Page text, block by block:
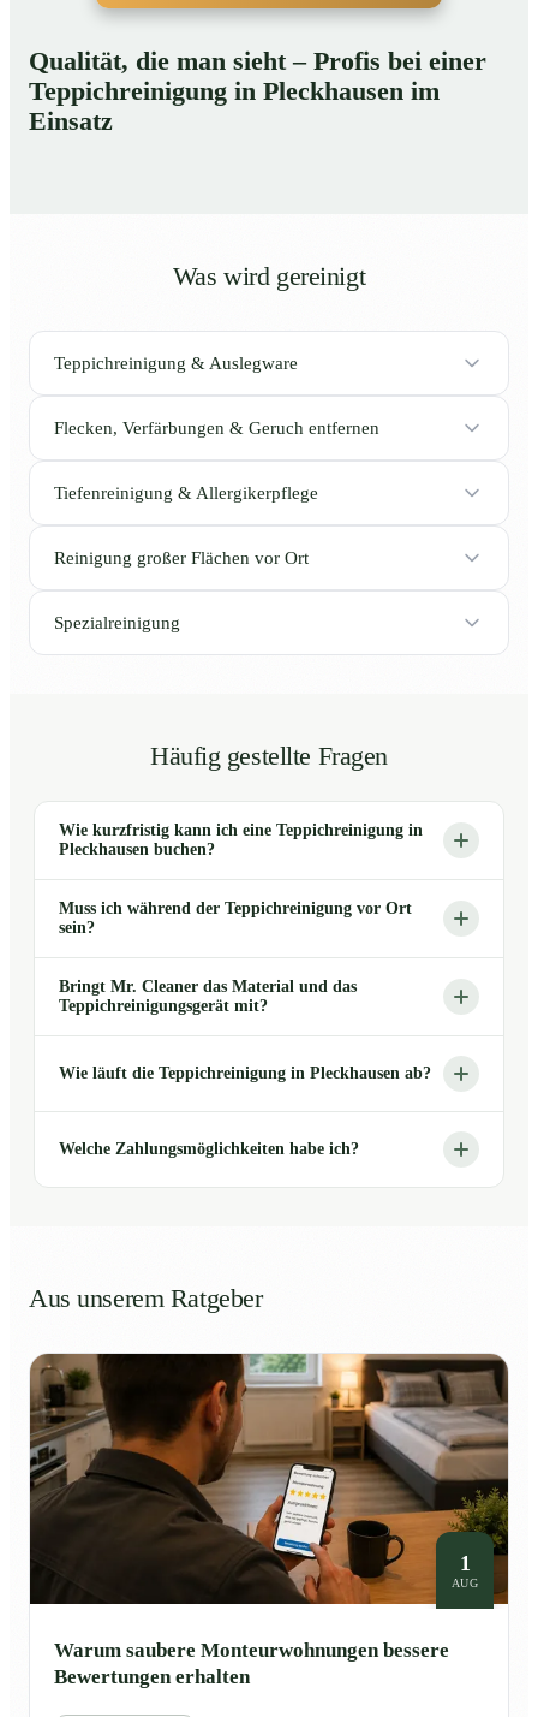
Qualität, die man sieht – Profis bei einer
Teppichreinigung in Pleckhausen im
Einsatz
Was wird gereinigt
Teppichreinigung & Auslegware
Flecken, Verfärbungen & Geruch entfernen
Tiefenreinigung & Allergikerpflege
Reinigung großer Flächen vor Ort
Spezialreinigung
Häufig gestellte Fragen
Wie kurzfristig kann ich eine Teppichreinigung in
Pleckhausen buchen?
Muss ich während der Teppichreinigung vor Ort
sein?
Bringt Mr. Cleaner das Material und das
Teppichreinigungsgerät mit?
Wie läuft die Teppichreinigung in Pleckhausen ab?
Welche Zahlungsmöglichkeiten habe ich?
Aus unserem Ratgeber
1
AUG
Warum saubere Monteurwohnungen bessere
Bewertungen erhalten